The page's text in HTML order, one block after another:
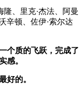
隆、里克·杰法、阿曼
辛顿、佐伊·索尔达
个质的飞跃，完成了
感。
好的。